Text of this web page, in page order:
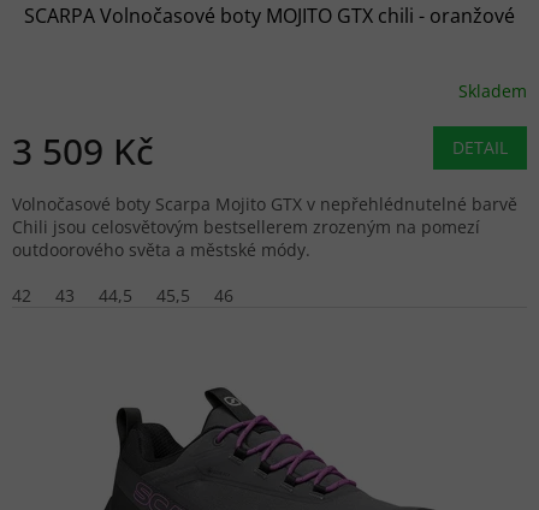
SCARPA Volnočasové boty MOJITO GTX chili - oranžové
Skladem
3 509 Kč DETAIL
Volnočasové boty Scarpa Mojito GTX v nepřehlédnutelné barvě
Chili jsou celosvětovým bestsellerem zrozeným na pomezí
outdoorového světa a městské módy.
42
43 44,5 45,5 46